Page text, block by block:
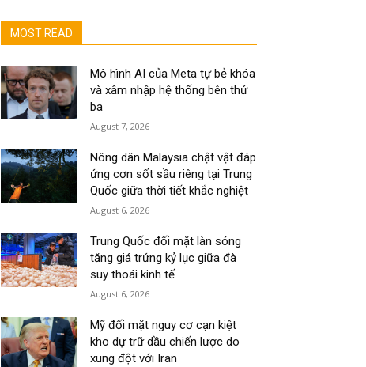
MOST READ
Mô hình AI của Meta tự bẻ khóa
và xâm nhập hệ thống bên thứ
ba
August 7, 2026
Nông dân Malaysia chật vật đáp
ứng cơn sốt sầu riêng tại Trung
Quốc giữa thời tiết khắc nghiệt
August 6, 2026
Trung Quốc đối mặt làn sóng
tăng giá trứng kỷ lục giữa đà
suy thoái kinh tế
August 6, 2026
Mỹ đối mặt nguy cơ cạn kiệt
kho dự trữ dầu chiến lược do
xung đột với Iran